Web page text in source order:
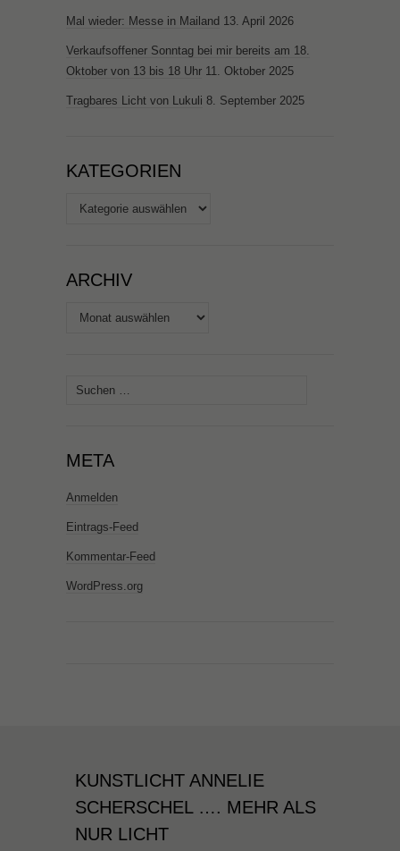
Mal wieder: Messe in Mailand 13. April 2026
Verkaufsoffener Sonntag bei mir bereits am 18.
Oktober von 13 bis 18 Uhr 11. Oktober 2025
Tragbares Licht von Lukuli 8. September 2025
KATEGORIEN
Kategorien
ARCHIV
Archiv
Suchen
META
Anmelden
Eintrags-Feed
Kommentar-Feed
WordPress.org
KUNSTLICHT ANNELIE
SCHERSCHEL …. MEHR ALS
NUR LICHT